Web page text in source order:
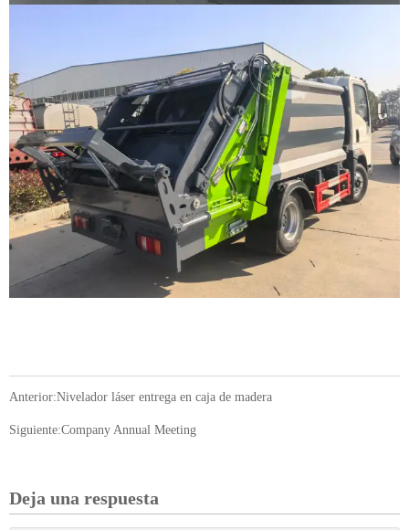
Anterior:Nivelador láser entrega en caja de madera
Siguiente:Company Annual Meeting
Deja una respuesta